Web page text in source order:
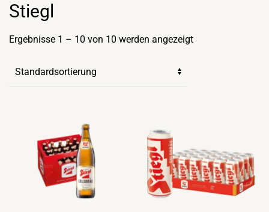
Stiegl
Ergebnisse 1 – 10 von 10 werden angezeigt